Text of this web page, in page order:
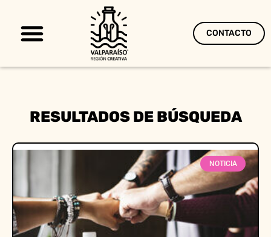
CONTACTO
RESULTADOS DE BÚSQUEDA
NOTICIA